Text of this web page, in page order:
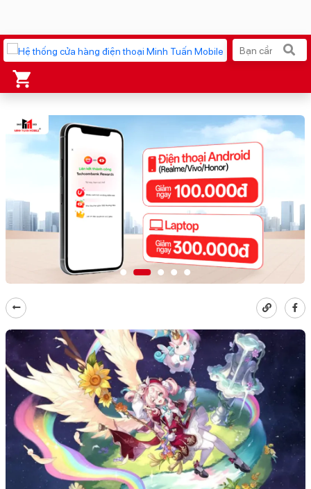
iPhone 17 Pro Max MacBook Neo giá tốt
AirTag 2 Mới Galaxy Z8 Series
AirPods 4 OPPO Reno16
Apple Watch S11 Ốp lưng Pitaka
Ốp lưng Apple
Loa Marshall Cốc sạc Apple